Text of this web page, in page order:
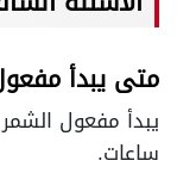
متى يبدأ
ساعات.